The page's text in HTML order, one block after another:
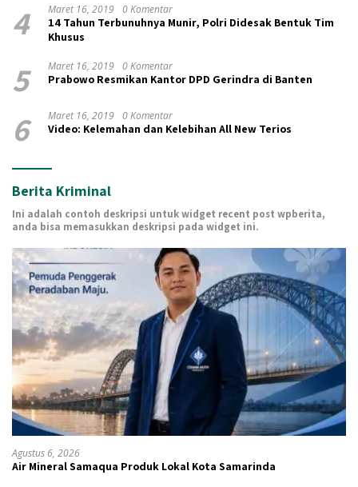
4 Maret 16, 2019 0 Komentar
14 Tahun Terbunuhnya Munir, Polri Didesak Bentuk Tim
Khusus
5 Maret 16, 2019 0 Komentar
Prabowo Resmikan Kantor DPD Gerindra di Banten
6 Maret 16, 2019 0 Komentar
Video: Kelemahan dan Kelebihan All New Terios
Berita Kriminal
Ini adalah contoh deskripsi untuk widget recent post wpberita,
anda bisa memasukkan deskripsi pada widget ini.
Agustus 6, 2026
Air Mineral Samaqua Produk Lokal Kota Samarinda